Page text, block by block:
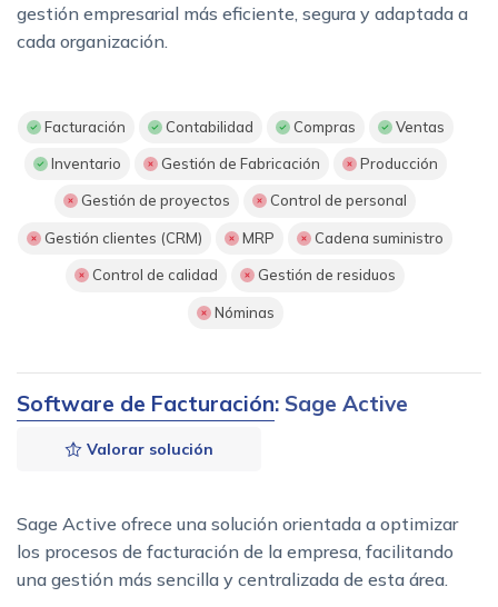
gestión empresarial más eficiente, segura y adaptada a
cada organización.
Facturación Contabilidad Compras Ventas
Inventario Gestión de Fabricación Producción
Gestión de proyectos Control de personal
Gestión clientes (CRM) MRP Cadena suministro
Control de calidad Gestión de residuos
Nóminas
Software de Facturación: Sage Active
Valorar solución
Sage Active ofrece una solución orientada a optimizar
los procesos de facturación de la empresa, facilitando
una gestión más sencilla y centralizada de esta área.